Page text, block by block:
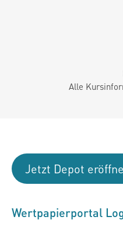
Alle
Jetzt Depot
Wertpapierportal